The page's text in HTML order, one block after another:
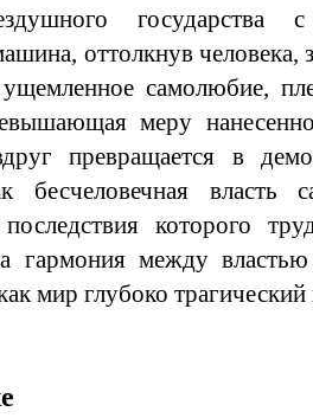
государства
оттолкнув человека,
самолюбие,
меру
превращается в
бесчеловечная власть
которого
гармония между
мир глубоко